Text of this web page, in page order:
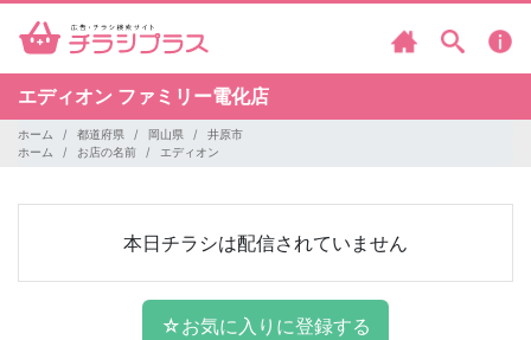
エディオン ファミリー電化店
ホーム 都道府県 岡山県
井原市
ホーム
お店の名前 エディオン
本日チラシは配信されていません